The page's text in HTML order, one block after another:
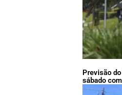
Previsão
sábado